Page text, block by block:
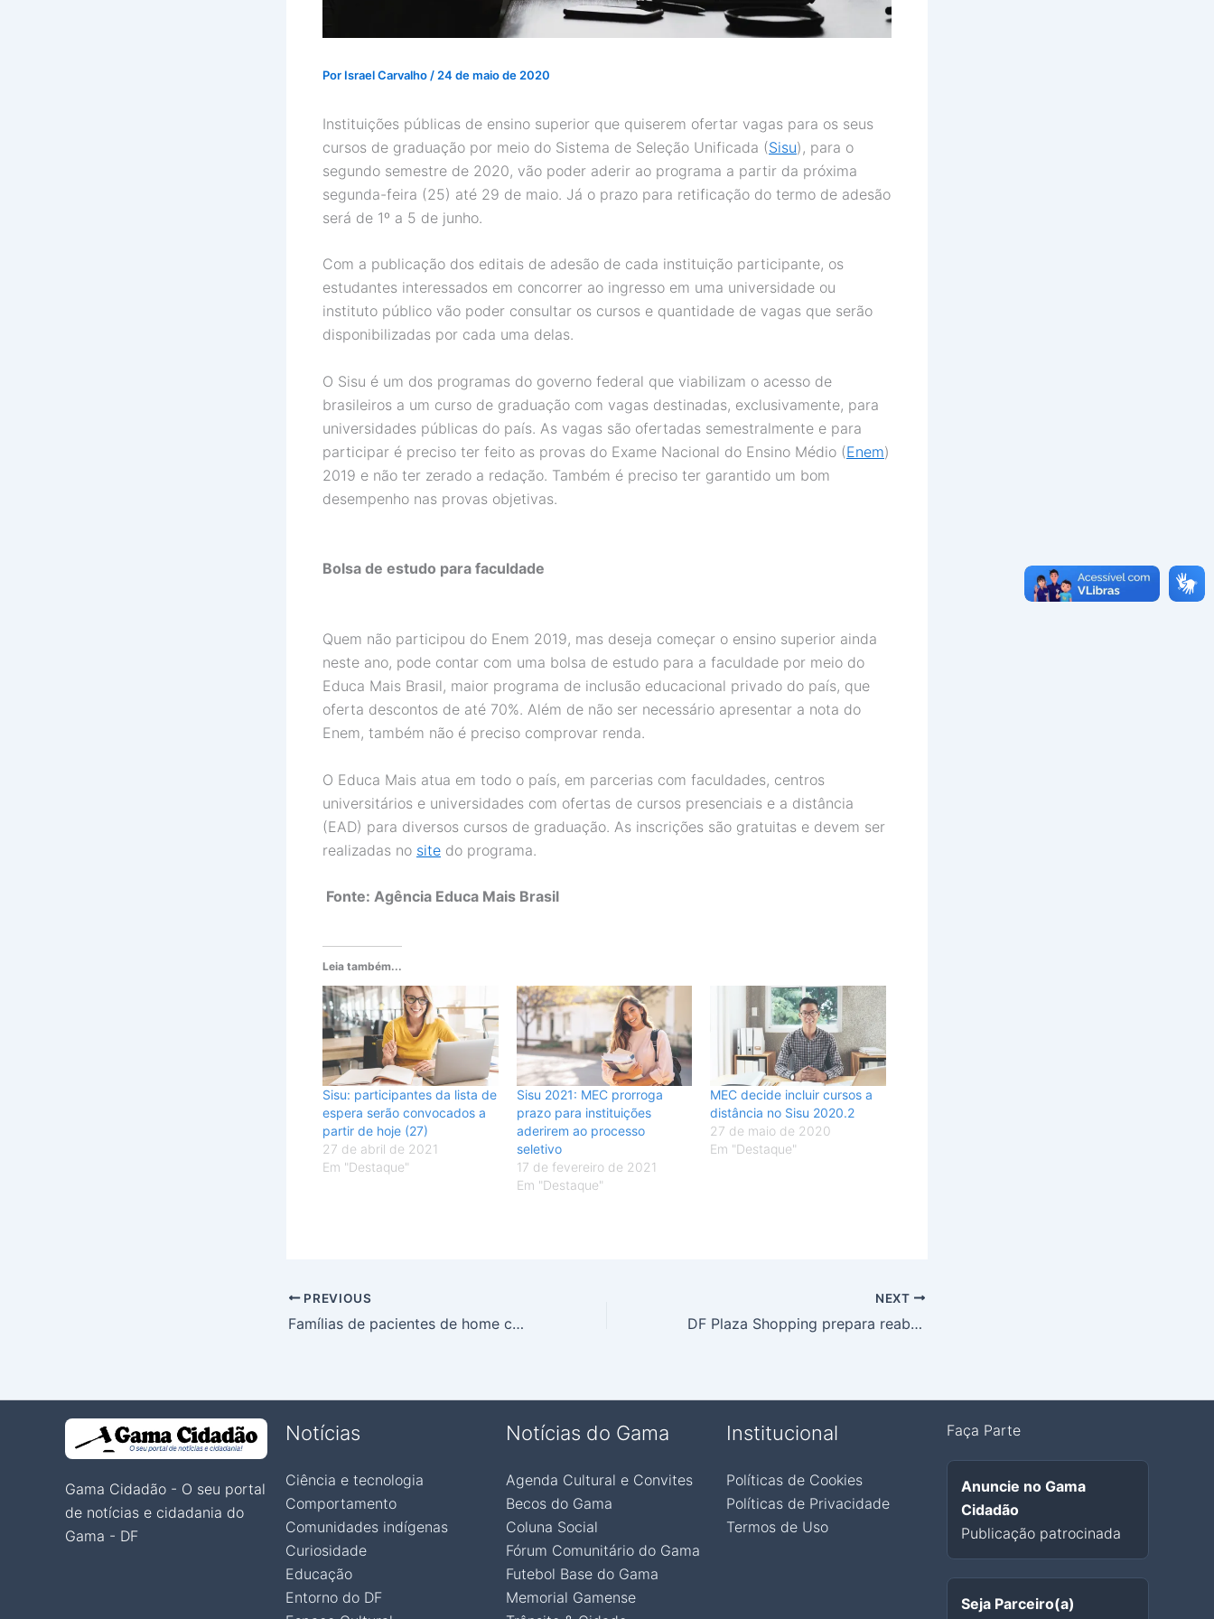
Por Israel Carvalho / 24 de maio de 2020
Instituições públicas de ensino superior que quiserem ofertar vagas para os seus
cursos de graduação por meio do Sistema de Seleção Unificada (Sisu), para o
segundo semestre de 2020, vão poder aderir ao programa a partir da próxima
segunda-feira (25) até 29 de maio. Já o prazo para retificação do termo de adesão
será de 1º a 5 de junho.
Com a publicação dos editais de adesão de cada instituição participante, os
estudantes interessados em concorrer ao ingresso em uma universidade ou
instituto público vão poder consultar os cursos e quantidade de vagas que serão
disponibilizadas por cada uma delas.
O Sisu é um dos programas do governo federal que viabilizam o acesso de
brasileiros a um curso de graduação com vagas destinadas, exclusivamente, para
universidades públicas do país. As vagas são ofertadas semestralmente e para
participar é preciso ter feito as provas do Exame Nacional do Ensino Médio (Enem)
2019 e não ter zerado a redação. Também é preciso ter garantido um bom
desempenho nas provas objetivas.
Bolsa de estudo para faculdade
Quem não participou do Enem 2019, mas deseja começar o ensino superior ainda
neste ano, pode contar com uma bolsa de estudo para a faculdade por meio do
Educa Mais Brasil, maior programa de inclusão educacional privado do país, que
oferta descontos de até 70%. Além de não ser necessário apresentar a nota do
Enem, também não é preciso comprovar renda.
O Educa Mais atua em todo o país, em parcerias com faculdades, centros
universitários e universidades com ofertas de cursos presenciais e a distância
(EAD) para diversos cursos de graduação. As inscrições são gratuitas e devem ser
realizadas no site do programa.
Fonte: Agência Educa Mais Brasil
Leia também...
Sisu: participantes da lista de
espera serão convocados a
partir de hoje (27)
27 de abril de 2021
Em "Destaque"
Sisu 2021: MEC prorroga
prazo para instituições
aderirem ao processo
seletivo
17 de fevereiro de 2021
Em "Destaque"
MEC decide incluir cursos a
distância no Sisu 2020.2
27 de maio de 2020
Em "Destaque"
PREVIOUS
Famílias de pacientes de home care devem estar atentas ao coronavírus
NEXT
DF Plaza Shopping prepara reabertura com cuidados especiais e lojas com delivery
Gama Cidadão - O seu portal
de notícias e cidadania do
Gama - DF
Notícias
Ciência e tecnologia
Comportamento
Comunidades indígenas
Curiosidade
Educação
Entorno do DF
Notícias do Gama
Agenda Cultural e Convites
Becos do Gama
Coluna Social
Fórum Comunitário do Gama
Futebol Base do Gama
Memorial Gamense
Institucional
Políticas de Cookies
Políticas de Privacidade
Termos de Uso
Faça Parte
Anuncie no Gama
Cidadão
Publicação patrocinada
Seja Parceiro(a)